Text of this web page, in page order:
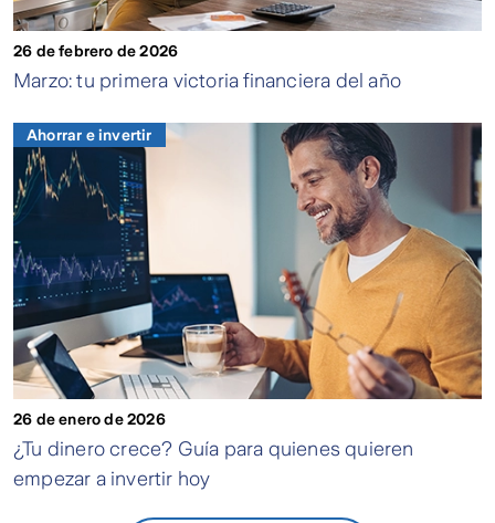
26 de febrero de 2026
Marzo: tu primera victoria financiera del año
Ahorrar e invertir
26 de enero de 2026
¿Tu dinero crece? Guía para quienes quieren
empezar a invertir hoy